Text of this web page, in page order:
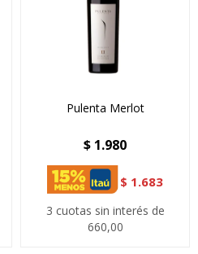
Pulenta Merlot
$ 1.980
$ 1.683
3 cuotas sin interés de
660,00